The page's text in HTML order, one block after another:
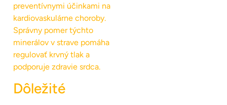
preventívnymi účinkami na
kardiovaskulárne choroby.
Správny pomer týchto
minerálov v strave pomáha
regulovať krvný tlak a
podporuje zdravie srdca.
Dôležité